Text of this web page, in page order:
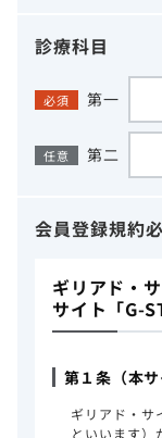
診療科目
必須 第一
任意 第二
会員登録規約
ギリアド・
サイト「G-
第１条（本
ギリアド・サ
といいます）